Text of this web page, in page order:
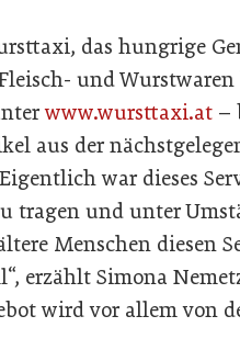
das hungrige
und Wurstwaren
www.wursttaxi.at –
aus der
war dieses
tragen und unter
Menschen diesen
erzählt Simona
wird vor allem von